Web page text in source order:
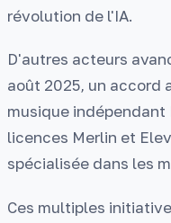
révolution de l'IA.
D'autres acteurs
août 2025, un accord
musique
licences Merlin et
spécialisée dans les
Ces multiples